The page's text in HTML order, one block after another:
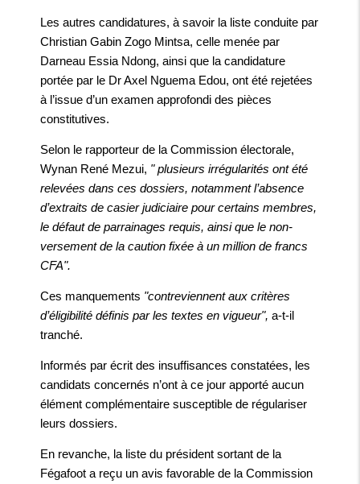
Les autres candidatures, à savoir la liste conduite par
Christian Gabin Zogo Mintsa, celle menée par
Darneau Essia Ndong, ainsi que la candidature
portée par le Dr Axel Nguema Edou, ont été rejetées
à l’issue d’un examen approfondi des pièces
constitutives.
Selon le rapporteur de la Commission électorale,
Wynan René Mezui, " plusieurs irrégularités ont été
relevées dans ces dossiers, notamment l’absence
d’extraits de casier judiciaire pour certains membres,
le défaut de parrainages requis, ainsi que le non-
versement de la caution fixée à un million de francs
CFA".
Ces manquements "contreviennent aux critères
d’éligibilité définis par les textes en vigueur", a-t-il
tranché.
Informés par écrit des insuffisances constatées, les
candidats concernés n’ont à ce jour apporté aucun
élément complémentaire susceptible de régulariser
leurs dossiers.
En revanche, la liste du président sortant de la
Fégafoot a reçu un avis favorable de la Commission